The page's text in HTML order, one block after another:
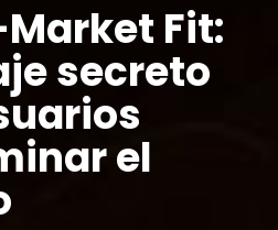
Fit:
secreto
el